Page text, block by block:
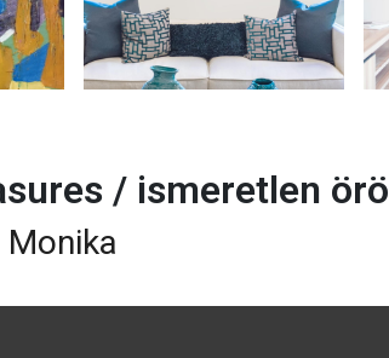
/ ismeretlen